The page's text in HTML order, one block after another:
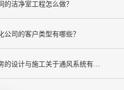
的洁净室工程怎么做？
公司的客户类型有哪些？
洁净厂房的设计与施工关于通风系统有哪些要求